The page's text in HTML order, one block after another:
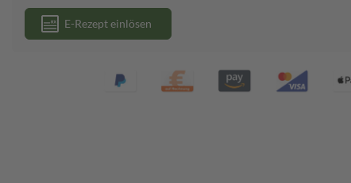
E-Rezept einlösen